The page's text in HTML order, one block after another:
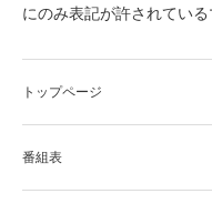
にのみ表記が許されている
トップページ
番組表